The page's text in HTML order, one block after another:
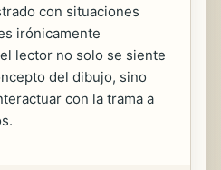
con situaciones
irónicamente
lector no solo se siente
del dibujo, sino
con la trama a